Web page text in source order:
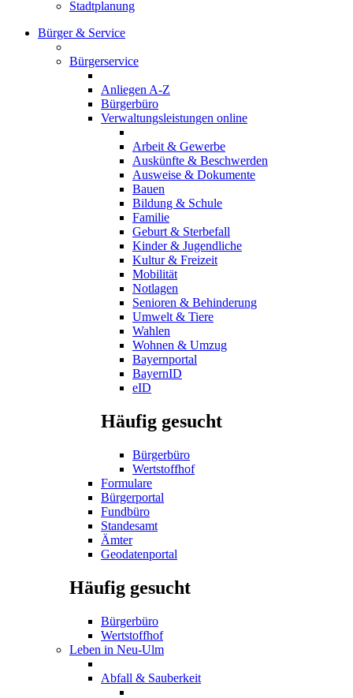
Stadtplanung
Bürger & Service
Bürgerservice
Anliegen A-Z
Bürgerbüro
Verwaltungsleistungen online
Arbeit & Gewerbe
Auskünfte & Beschwerden
Ausweise & Dokumente
Bauen
Bildung & Schule
Familie
Geburt & Sterbefall
Kinder & Jugendliche
Kultur & Freizeit
Mobilität
Notlagen
Senioren & Behinderung
Umwelt & Tiere
Wahlen
Wohnen & Umzug
Bayernportal
BayernID
eID
Häufig gesucht
Bürgerbüro
Wertstoffhof
Formulare
Bürgerportal
Fundbüro
Standesamt
Ämter
Geodatenportal
Häufig gesucht
Bürgerbüro
Wertstoffhof
Leben in Neu-Ulm
Abfall & Sauberkeit